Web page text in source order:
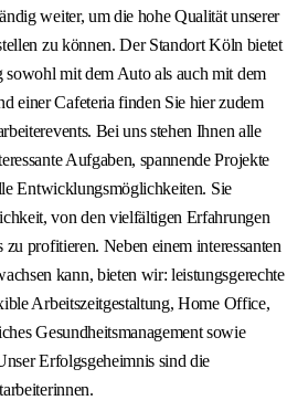
weiter, um die hohe Qualität unserer
zu können. Der Standort Köln bietet
sowohl mit dem Auto als auch mit dem
einer Cafeteria finden Sie hier zudem
Bei uns stehen Ihnen alle
Aufgaben, spannende Projekte
Entwicklungsmöglichkeiten. Sie
von den vielfältigen Erfahrungen
profitieren. Neben einem interessanten
kann, bieten wir: leistungsgerechte
Arbeitszeitgestaltung, Home Office,
Gesundheitsmanagement sowie
Erfolgsgeheimnis sind die